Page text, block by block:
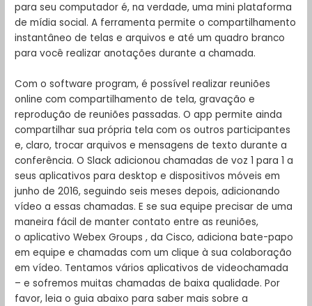
para seu computador é, na verdade, uma mini plataforma
de mídia social. A ferramenta permite o compartilhamento
instantâneo de telas e arquivos e até um quadro branco
para você realizar anotações durante a chamada.
Com o software program, é possível realizar reuniões
online com compartilhamento de tela, gravação e
reprodução de reuniões passadas. O app permite ainda
compartilhar sua própria tela com os outros participantes
e, claro, trocar arquivos e mensagens de texto durante a
conferência. O Slack adicionou chamadas de voz 1 para 1 a
seus aplicativos para desktop e dispositivos móveis em
junho de 2016, seguindo seis meses depois, adicionando
vídeo a essas chamadas. E se sua equipe precisar de uma
maneira fácil de manter contato entre as reuniões,
o aplicativo Webex Groups , da Cisco, adiciona bate-papo
em equipe e chamadas com um clique à sua colaboração
em vídeo. Tentamos vários aplicativos de videochamada
– e sofremos muitas chamadas de baixa qualidade. Por
favor, leia o guia abaixo para saber mais sobre a